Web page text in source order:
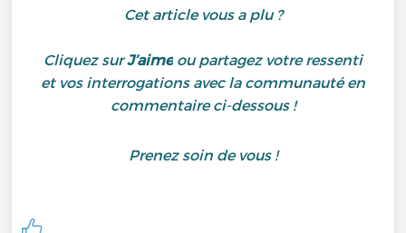
Cet article vous a plu ?
Cliquez surJ’aime ou partagez votre ressenti
et vos interrogations avec la communauté en
commentaire ci-dessous !
Prenez soin de vous !